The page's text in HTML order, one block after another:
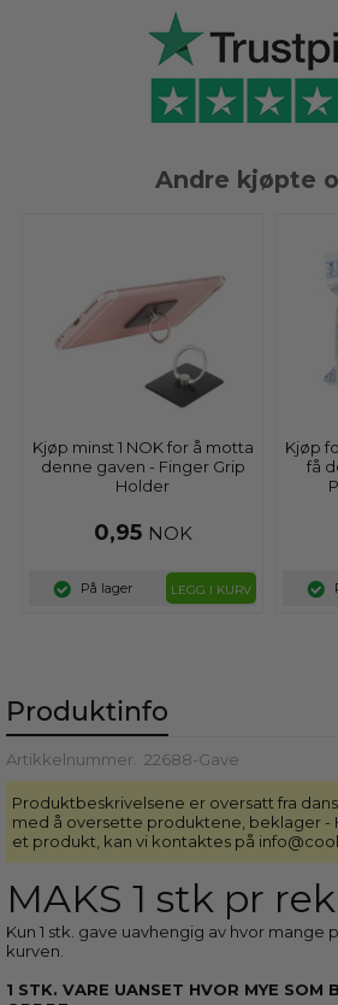
Andre kjøpte
Kjøp minst 1 NOK for å motta
denne gaven - Finger Grip
Holder
0,95 NOK
På lager LEGG I KURV
Kjøp
få
Produktinfo
Artikkelnummer. 22688-Gave
Produktbeskrivelsene er oversatt fra
med å oversette produktene, beklager -
et produkt, kan vi kontaktes på
MAKS 1 stk pr
Kun 1 stk. gave uavhengig av hvor mange
kurven.
1 STK. VARE UANSET HVOR MYE SOM